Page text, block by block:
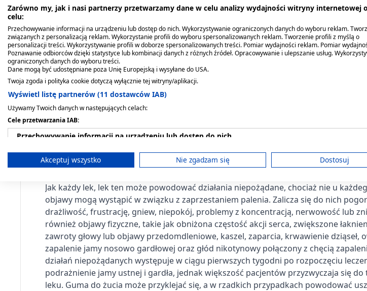
żołądek, powodując np. czkawkę.
Żuj gumę powoli do momentu poczucia smaku.
Następnie przerwij żucie i zatrzymaj gumę między dziąsłem i policzkiem.
Zacznij żuć ponownie gdy smak zniknie.
Czynność tę należy powtarzać przez 30 minut.
Przeciwwskazania. Kto nie powinien przyjmować
Nadwrażliwość na którykolwiek ze składników Nicorette FreshFruit Gum.
Możliwe działania niepożądane produktu
Jak każdy lek, lek ten może powodować działania niepożądane, chociaż nie u
objawy mogą wystąpić w związku z zaprzestaniem palenia. Zalicza się do nich
drażliwość, frustrację, gniew, niepokój, problemy z koncentracją, nerwowość lub
również objawy fizyczne, takie jak obniżona częstość akcji serca, zwiększone
zawroty głowy lub objawy przedomdleniowe, kaszel, zaparcia, krwawienie dziąseł,
zapalenie jamy nosowo gardłowej oraz głód nikotynowy połączony z chęcią
działań niepożądanych występuje w ciągu pierwszych tygodni po rozpoczęciu
podrażnienie jamy ustnej i gardła, jednak większość pacjentów przyzwyczaja się
leku. Guma do żucia może przyklejać się, a w rzadkich przypadkach powodować
Zarówno my, jak i nasi partnerzy przetwarzamy dane w celu analizy wydajności witryny internetowej
celu:
Przechowywanie informacji na urządzeniu lub dostęp do nich. Wykorzystywanie ograniczonych danych do wyboru reklam.
związanych z personalizacją reklam. Wykorzystanie profili do wyboru spersonalizowanych reklam. Tworzenie profili z myślą o
personalizacji treści. Wykorzystywanie profili w doborze spersonalizowanych treści. Pomiar wydajności reklam. Pomiar
Poznawanie odbiorców dzięki statystyce lub kombinacji danych z różnych źródeł. Opracowywanie i ulepszanie usług.
ograniczonych danych do wyboru treści.
Dane mogą być udostępniane poza Unię Europejską i wysyłane do USA.
Twoja zgoda i polityka cookie dotyczą wyłącznie tej witryny/aplikacji.
Wyświetl listę partnerów (11 dostawców IAB)
Używamy Twoich danych w następujących celach:
Cele przetwarzania IAB:
Przechowywanie informacji na urządzeniu lub dostęp do nich
Wykorzystywanie ograniczonych danych do wyboru reklam
Wykorzystanie profili do wyboru spersonalizowanych reklam
Tworzenie profili w celu personalizacji treści
Wykorzystywanie profili w celu doboru spersonalizowanych treści
Pomiar efektywności reklam
Pomiar efektywności treści
Akceptuj wszystko Nie zgadzam się Dostosuj